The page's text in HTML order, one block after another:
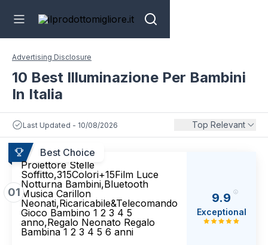
Advertising Disclosure
10 Best Illuminazione Per Bambini
In Italia
Last Updated - 10/08/2026 Top Relevant
Best Choice
01
Proiettore Stelle
Soffitto,315Colori+15Film Luce
Notturna Bambini,Bluetooth
Musica Carillon
Neonati,Ricaricabile&Telecomando
Gioco Bambino 1 2 3 4 5
anno,Regalo Neonato Regalo
Bambina 1 2 3 4 5 6 anni
9.9
Exceptional